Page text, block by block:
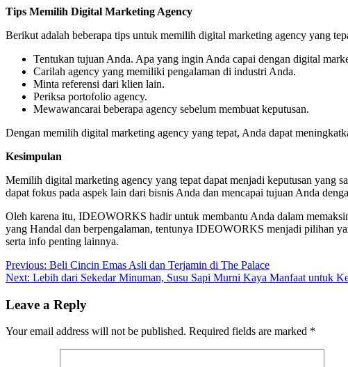
Tips Memilih Digital Marketing Agency
Berikut adalah beberapa tips untuk memilih digital marketing agency yang
Tentukan tujuan Anda. Apa yang ingin Anda capai dengan digital
Carilah agency yang memiliki pengalaman di industri Anda.
Minta referensi dari klien lain.
Periksa portofolio agency.
Mewawancarai beberapa agency sebelum membuat keputusan.
Dengan memilih digital marketing agency yang tepat, Anda dapat
Kesimpulan
Memilih digital marketing agency yang tepat dapat menjadi keputusan yang
dapat fokus pada aspek lain dari bisnis Anda dan mencapai tujuan Anda
Oleh karena itu, IDEOWORKS hadir untuk membantu Anda dalam
yang Handal dan berpengalaman, tentunya IDEOWORKS menjadi pilihan
serta info penting lainnya.
Post
navigation
Previous: Beli Cincin Emas Asli dan Terjamin di The Palace
Next: Lebih dari Sekedar Minuman, Susu Sapi Murni Kaya Manfaat untuk
Leave a Reply
Your email address will not be published. Required fields are marked *